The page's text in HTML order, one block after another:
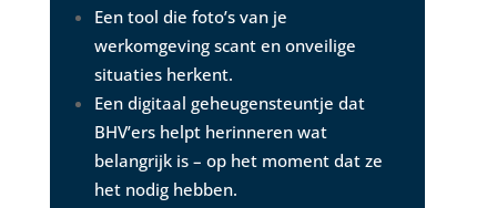
Een tool die foto’s van je
werkomgeving scant en onveilige
situaties herkent.
Een digitaal geheugensteuntje dat
BHV’ers helpt herinneren wat
belangrijk is – op het moment dat ze
het nodig hebben.